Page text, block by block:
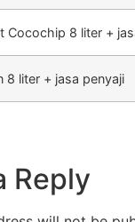
Cocochip 8 liter +
8 liter + jasa penyaji
Reply